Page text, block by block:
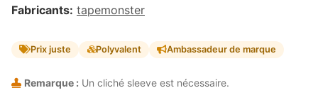
Fabricants: tapemonster
Prix juste Polyvalent Ambassadeur de marque
Remarque : Un cliché sleeve est nécessaire.